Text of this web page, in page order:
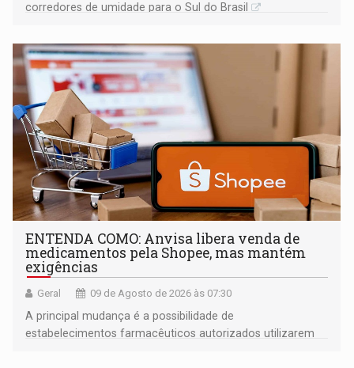
corredores de umidade para o Sul do Brasil
ENTENDA COMO: Anvisa libera venda de
medicamentos pela Shopee, mas mantém
exigências
Geral 09 de Agosto de 2026 às 07:30
A principal mudança é a possibilidade de
estabelecimentos farmacêuticos autorizados utilizarem